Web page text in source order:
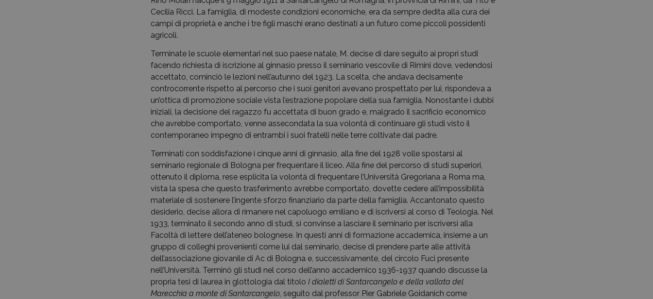
Cecilia Ricci. La famiglia, di modeste condizioni economiche, era da sempre dedita alla cura dei
campi di proprietà e anche i tre figli maschi erano destinati a un futuro come piccoli possidenti
agricoli.
Terminate le scuole elementari nel suo paese natale, M. decise di dare seguito ai propri studi
facendo richiesta di iscrizione al ginnasio presso il seminario vescovile di Rimini dove, vedendosi
accettato, cominciò le lezioni nell’autunno del 1923. La scelta, che andava decisamente
controcorrente rispetto al percorso che i suoi genitori avevano prospettato per lui, rispondeva a
un’ottica di promozione sociale vista l’estrazione popolare della sua famiglia. Nonostante i dubbi
iniziali, la decisione del ragazzo fu accettata di buon grado e, malgrado il sacrificio economico
che avrebbe comportato, venne assecondata la sua volontà di continuare gli studi visto il
contemporaneo impegno di entrambi i suoi fratelli nelle terre coltivate dal padre.
Terminati con soddisfazione i cinque anni di ginnasio, alla fine del 1928 volle spostarsi al
seminario regionale di Bologna per frequentare il liceo. Alla fine del percorso di studi superiori,
ottenuto il diploma, rese esplicita la volontà di frequentare l’Università Gregoriana a Roma ma,
vista la spesa che questo trasferimento avrebbe comportato, dovette cedere all’impossibilità
materiale di sostenere l’ingente sforzo finanziario da parte della famiglia. Accantonato questo
desiderio, decise allora di rimanere nel capoluogo emiliano e di iscriversi al corso di Teologia. Nel
1933, terminato il secondo anno di studi, si convinse a lasciare il seminario per iscriversi alla
Facoltà di lettere dell’ateneo bolognese. In questi anni di formazione accademica, insieme a un
gruppo di colleghi provenienti come lui dal seminario, decise di prendere parte alle attività
dell’associazione giovanile di Ac di Bologna e, successivamente, del circolo Fuci presente
nell’Università. Terminò gli studi nel corso dell’anno accademico 1936-1937 quando discusse la
propria tesi di laurea in glottologia dal titoloI dialetti di Santarcangelo e della vallata del
Marecchia a monte di Santarcangelo, seguito dal professor Pier Gabriele Goidanich come